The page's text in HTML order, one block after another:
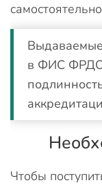
в ФИС ФРДО,
Чтобы